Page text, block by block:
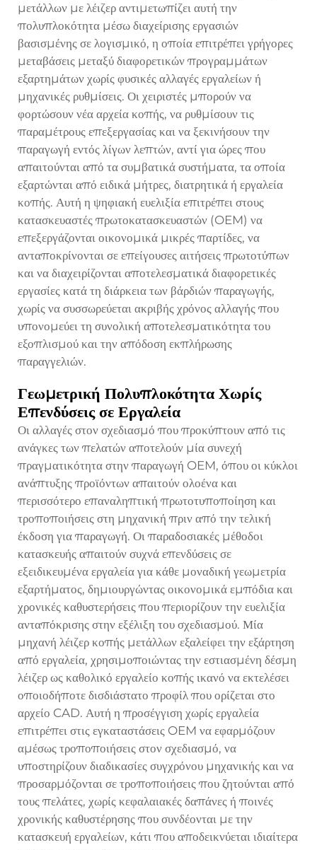
μετάλλων με λέιζερ αντιμετωπίζει αυτή την
πολυπλοκότητα μέσω διαχείρισης εργασιών
βασισμένης σε λογισμικό, η οποία επιτρέπει γρήγορες
μεταβάσεις μεταξύ διαφορετικών προγραμμάτων
εξαρτημάτων χωρίς φυσικές αλλαγές εργαλείων ή
μηχανικές ρυθμίσεις. Οι χειριστές μπορούν να
φορτώσουν νέα αρχεία κοπής, να ρυθμίσουν τις
παραμέτρους επεξεργασίας και να ξεκινήσουν την
παραγωγή εντός λίγων λεπτών, αντί για ώρες που
απαιτούνται από τα συμβατικά συστήματα, τα οποία
εξαρτώνται από ειδικά μήτρες, διατρητικά ή εργαλεία
κοπής. Αυτή η ψηφιακή ευελιξία επιτρέπει στους
κατασκευαστές πρωτοκατασκευαστών (OEM) να
επεξεργάζονται οικονομικά μικρές παρτίδες, να
ανταποκρίνονται σε επείγουσες αιτήσεις πρωτοτύπων
και να διαχειρίζονται αποτελεσματικά διαφορετικές
εργασίες κατά τη διάρκεια των βάρδιών παραγωγής,
χωρίς να συσσωρεύεται ακριβής χρόνος αλλαγής που
υπονομεύει τη συνολική αποτελεσματικότητα του
εξοπλισμού και την απόδοση εκπλήρωσης
παραγγελιών.
Γεωμετρική Πολυπλοκότητα Χωρίς
Επενδύσεις σε Εργαλεία
Οι αλλαγές στον σχεδιασμό που προκύπτουν από τις
ανάγκες των πελατών αποτελούν μία συνεχή
πραγματικότητα στην παραγωγή OEM, όπου οι κύκλοι
ανάπτυξης προϊόντων απαιτούν ολοένα και
περισσότερο επαναληπτική πρωτοτυποποίηση και
τροποποιήσεις στη μηχανική πριν από την τελική
έκδοση για παραγωγή. Οι παραδοσιακές μέθοδοι
κατασκευής απαιτούν συχνά επενδύσεις σε
εξειδικευμένα εργαλεία για κάθε μοναδική γεωμετρία
εξαρτήματος, δημιουργώντας οικονομικά εμπόδια και
χρονικές καθυστερήσεις που περιορίζουν την ευελιξία
ανταπόκρισης στην εξέλιξη του σχεδιασμού. Μία
μηχανή λέιζερ κοπής μετάλλων εξαλείφει την εξάρτηση
από εργαλεία, χρησιμοποιώντας την εστιασμένη δέσμη
λέιζερ ως καθολικό εργαλείο κοπής ικανό να εκτελέσει
οποιοδήποτε δισδιάστατο προφίλ που ορίζεται στο
αρχείο CAD. Αυτή η προσέγγιση χωρίς εργαλεία
επιτρέπει στις εγκαταστάσεις OEM να εφαρμόζουν
αμέσως τροποποιήσεις στον σχεδιασμό, να
υποστηρίζουν διαδικασίες συγχρόνου μηχανικής και να
προσαρμόζονται σε τροποποιήσεις που ζητούνται από
τους πελάτες, χωρίς κεφαλαιακές δαπάνες ή ποινές
χρονικής καθυστέρησης που συνδέονται με την
κατασκευή εργαλείων, κάτι που αποδεικνύεται ιδιαίτερα